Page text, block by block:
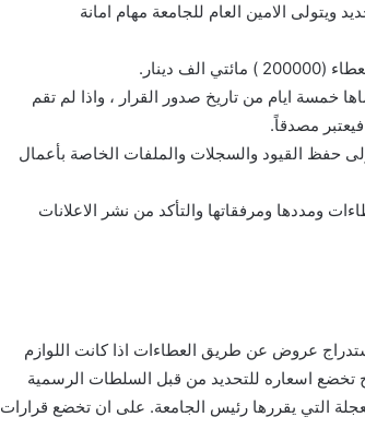
ويتولى الامين العام للجامعة مهام امانة
خمسة ايام من تاريخ صدور القرار ، واذا لم تقم
مصدقاً.
حفظ القيود والسجلات والملفات الخاصة بأعمال
ومددها ومرفقاتها والتأكد من نشر الاعلانات
تخضع اسعاره للتحديد من قبل السلطات الرسمية
التي يقررها رئيس الجامعة. على ان تخضع قرارات